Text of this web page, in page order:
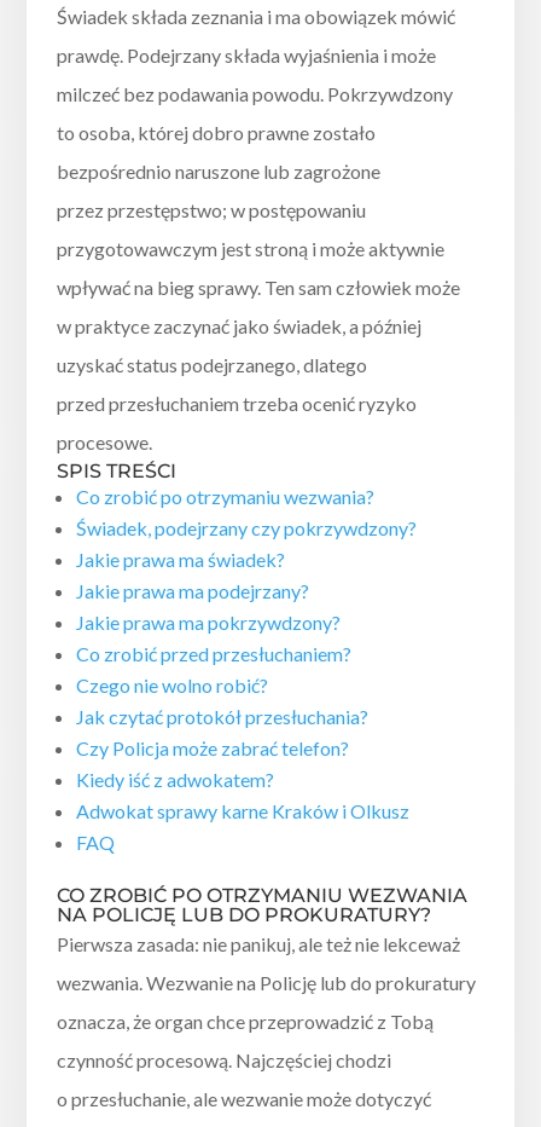
Świadek składa zeznania i ma obowiązek mówić
prawdę. Podejrzany składa wyjaśnienia i może
milczeć bez podawania powodu. Pokrzywdzony
to osoba, której dobro prawne zostało
bezpośrednio naruszone lub zagrożone
przez przestępstwo; w postępowaniu
przygotowawczym jest stroną i może aktywnie
wpływać na bieg sprawy. Ten sam człowiek może
w praktyce zaczynać jako świadek, a później
uzyskać status podejrzanego, dlatego
przed przesłuchaniem trzeba ocenić ryzyko
procesowe.
SPIS TREŚCI
Co zrobić po otrzymaniu wezwania?
Świadek, podejrzany czy pokrzywdzony?
Jakie prawa ma świadek?
Jakie prawa ma podejrzany?
Jakie prawa ma pokrzywdzony?
Co zrobić przed przesłuchaniem?
Czego nie wolno robić?
Jak czytać protokół przesłuchania?
Czy Policja może zabrać telefon?
Kiedy iść z adwokatem?
Adwokat sprawy karne Kraków i Olkusz
FAQ
CO ZROBIĆ PO OTRZYMANIU WEZWANIA
NA POLICJĘ LUB DO PROKURATURY?
Pierwsza zasada: nie panikuj, ale też nie lekceważ
wezwania. Wezwanie na Policję lub do prokuratury
oznacza, że organ chce przeprowadzić z Tobą
czynność procesową. Najczęściej chodzi
o przesłuchanie, ale wezwanie może dotyczyć